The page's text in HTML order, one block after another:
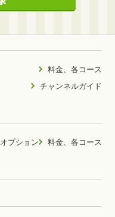
料金、各コース
チャンネルガイド
料金、各コース
オプション